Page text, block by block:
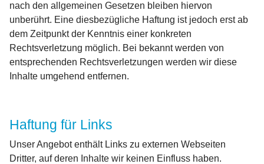
nach den allgemeinen Gesetzen bleiben hiervon
unberührt. Eine diesbezügliche Haftung ist jedoch erst ab
dem Zeitpunkt der Kenntnis einer konkreten
Rechtsverletzung möglich. Bei bekannt werden von
entsprechenden Rechtsverletzungen werden wir diese
Inhalte umgehend entfernen.
Haftung für Links
Unser Angebot enthält Links zu externen Webseiten
Dritter, auf deren Inhalte wir keinen Einfluss haben.